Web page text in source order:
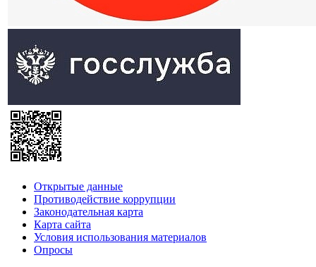
Открытые данные
Противодействие коррупции
Законодательная карта
Карта сайта
Условия использования материалов
Опросы